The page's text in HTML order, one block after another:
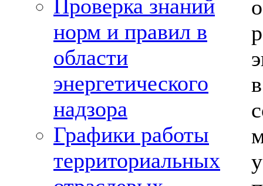
Проверка знаний
норм и правил в
области
энергетического
надзора
Графики работы
территориальных